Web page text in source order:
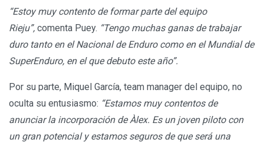
“Estoy muy contento de formar parte del equipo
Rieju”, comenta Puey. “Tengo muchas ganas de trabajar
duro tanto en el Nacional de Enduro como en el Mundial de
SuperEnduro, en el que debuto este año”.
Por su parte, Miquel García, team manager del equipo, no
oculta su entusiasmo: “Estamos muy contentos de
anunciar la incorporación de Àlex. Es un joven piloto con
un gran potencial y estamos seguros de que será una